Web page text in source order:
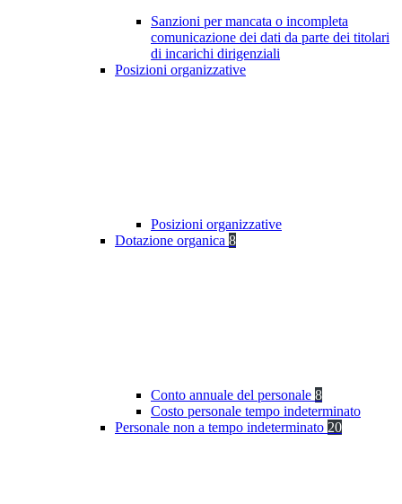
Sanzioni per mancata o incompleta
comunicazione dei dati da parte dei titolari
di incarichi dirigenziali
Posizioni organizzative
Posizioni organizzative
Dotazione organica 8
Conto annuale del personale 8
Costo personale tempo indeterminato
Personale non a tempo indeterminato 20